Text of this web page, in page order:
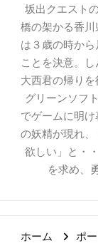
坂出クエスト
橋の架かる香
は３歳の時か
ことを決意。
大西君の帰り
グリーンソフ
でゲームに明
の妖精が現れ
欲しい」と・
を求め、
ホーム ポ